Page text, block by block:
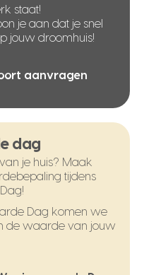
staat!
je aan dat je snel
jouw droomhuis!
aanvragen
dag
je huis? Maak
tijdens
Dag komen we
de waarde van jouw